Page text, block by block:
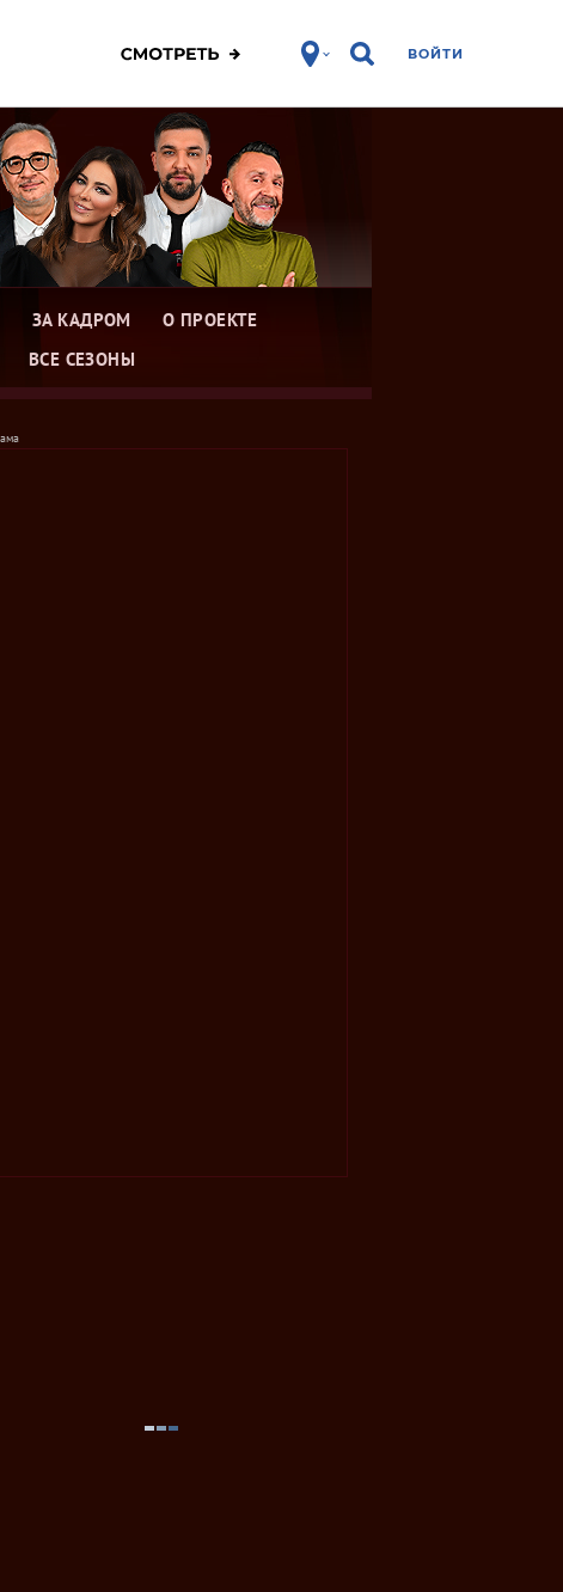
ВОЙТИ
ЗА КАДРОМ
О ПРОЕКТЕ
ВСЕ СЕЗОНЫ